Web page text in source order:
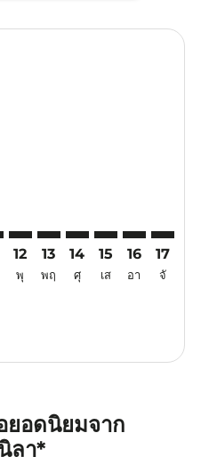
12
พุ
13
พฤ
14
ศุ
15
เส
16
อา
17
จั
ยอดนิยมจาก
ลา*